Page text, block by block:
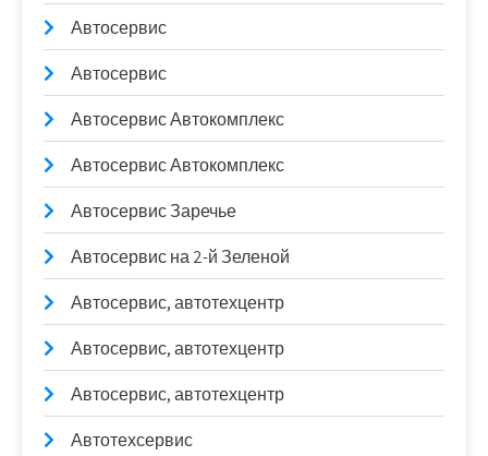
Автосервис
Автосервис
Автосервис Автокомплекс
Автосервис Автокомплекс
Автосервис Заречье
Автосервис на 2-й Зеленой
Автосервис, автотехцентр
Автосервис, автотехцентр
Автосервис, автотехцентр
Автотехсервис